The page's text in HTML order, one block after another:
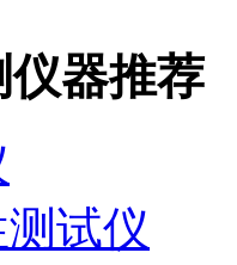
器推荐
试仪